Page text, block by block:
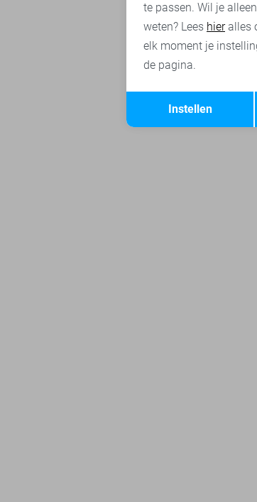
Terug
te passen. Wil je
weten? Lees hieralles
elk moment je
de pagina.
Instellen